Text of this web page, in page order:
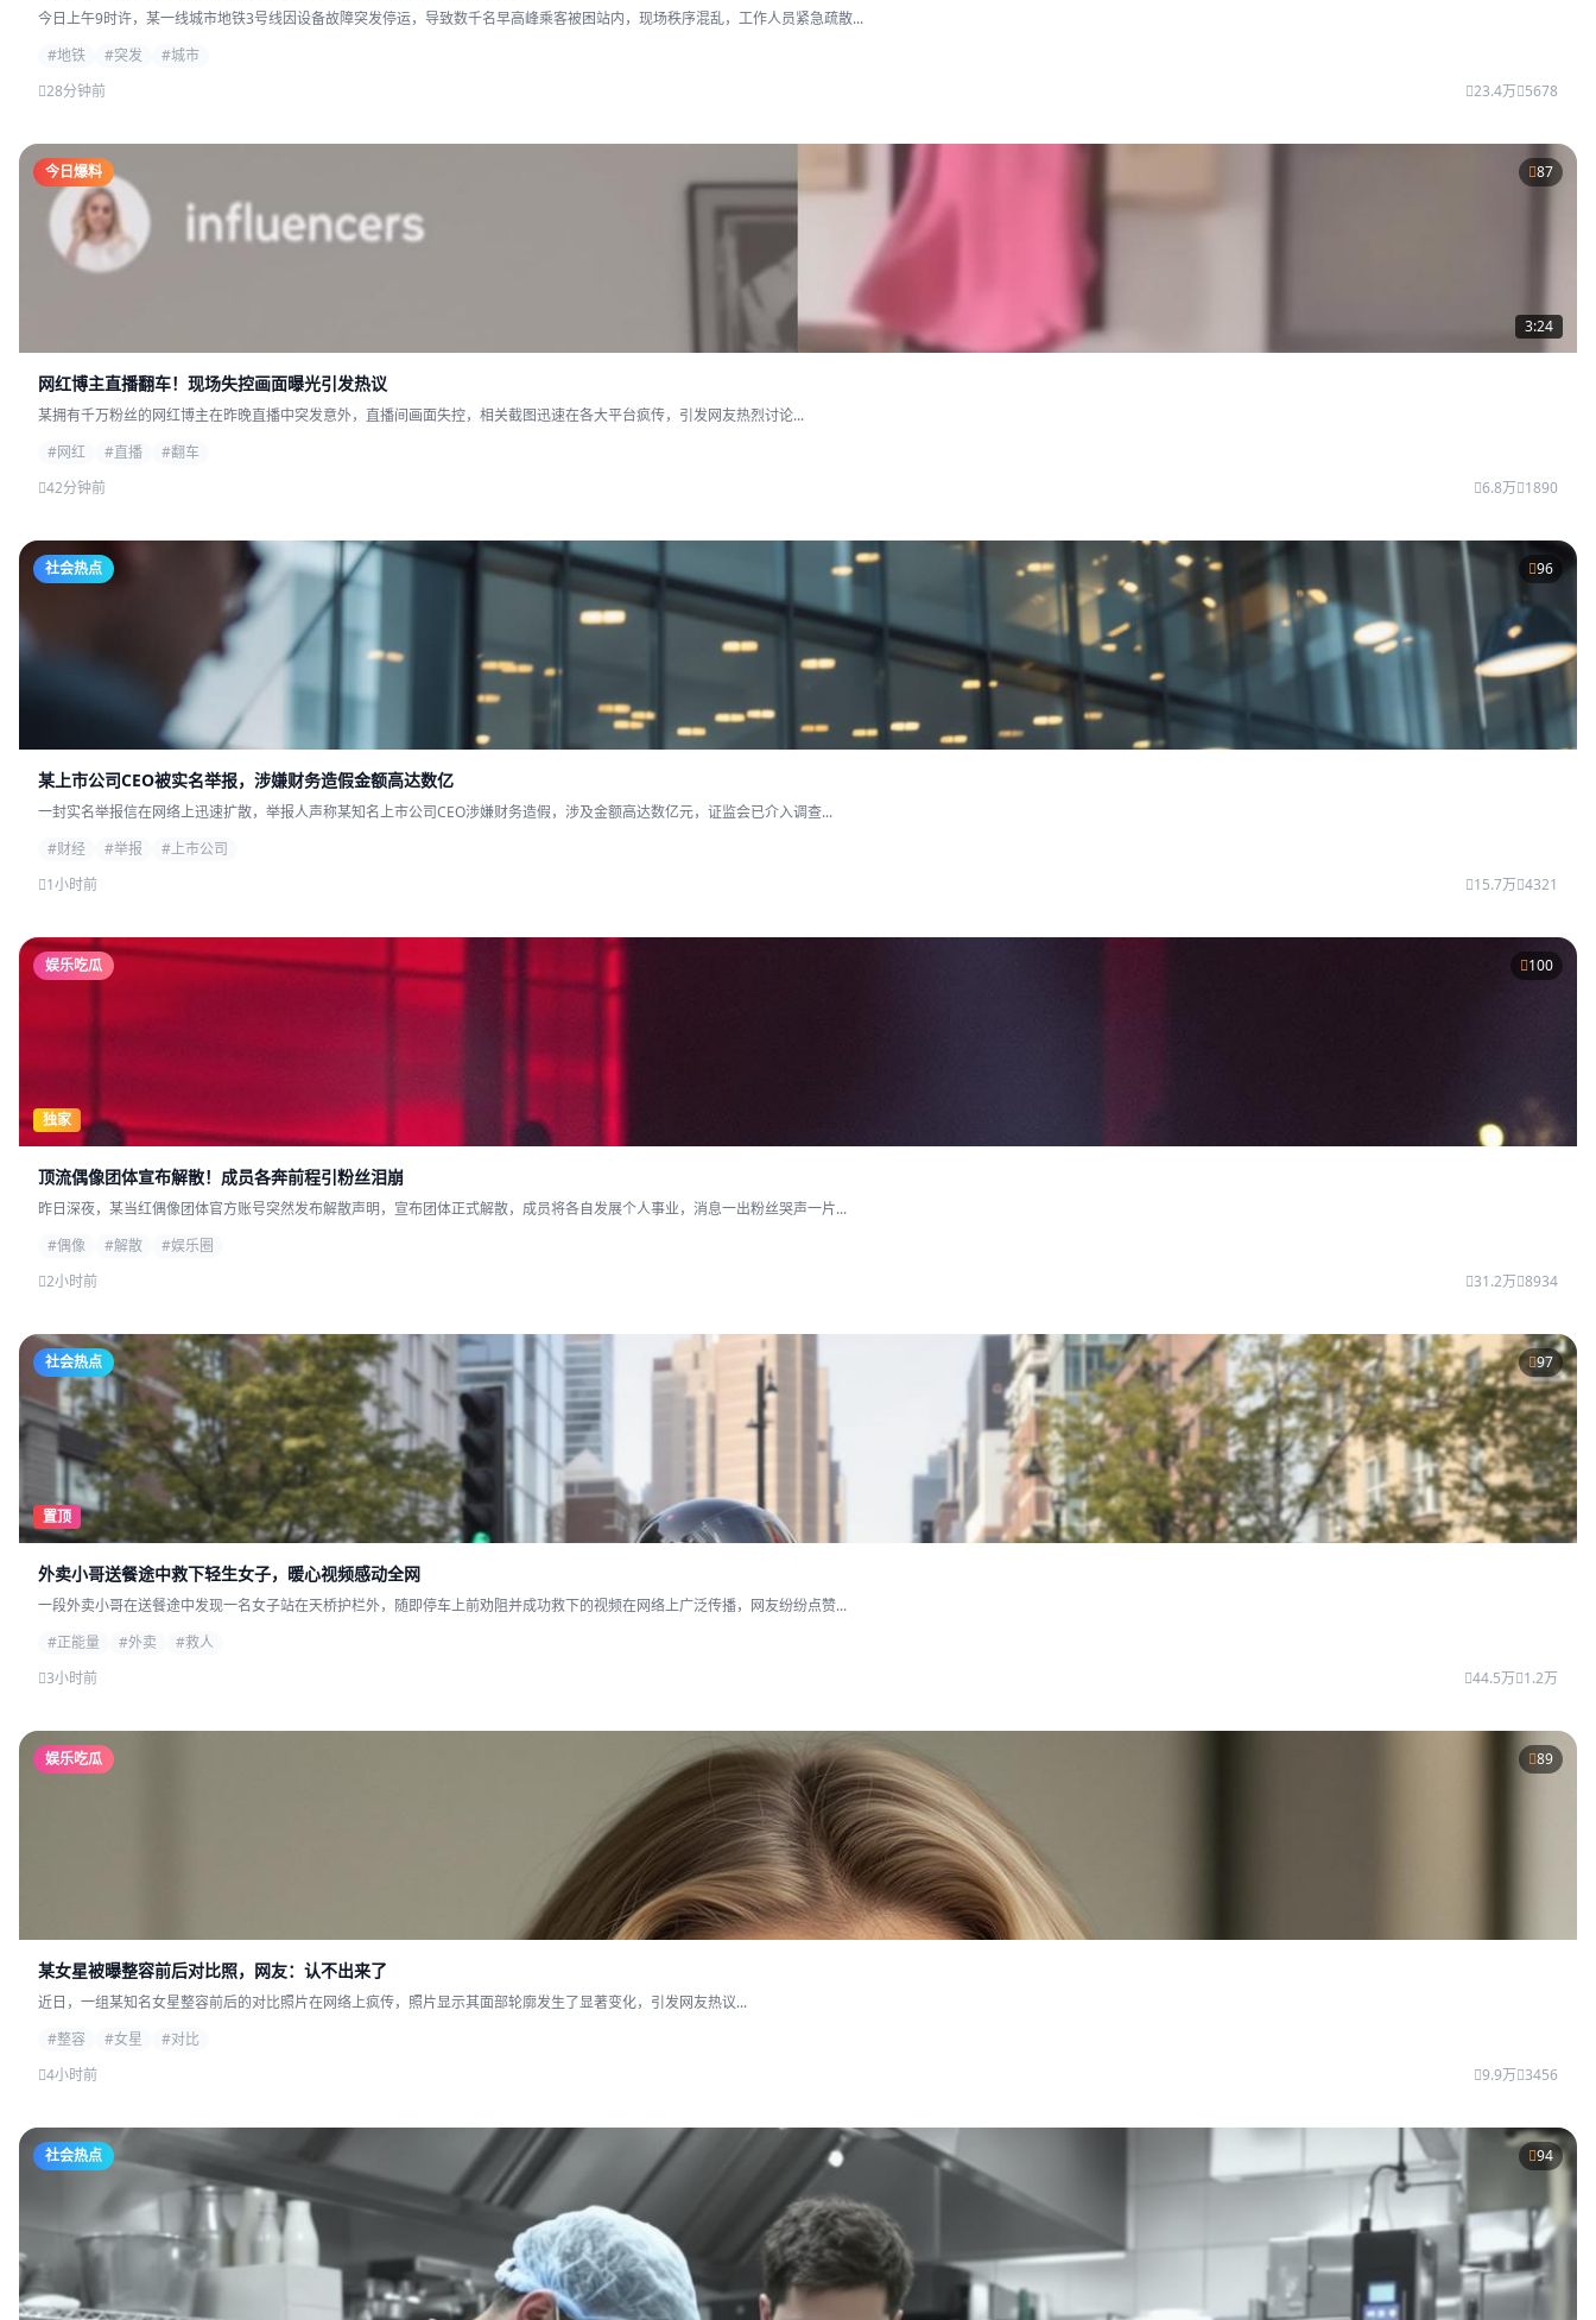
今日上午9时许，某一线城市地铁3号线因设备故障突发停运，导致数千名早高峰乘客被困站内，现场秩序混乱，工作人员紧急疏散...
#地铁
#突发
#城市
28分钟前
23.4万 5678
今日爆料 87
3:24
网红博主直播翻车！现场失控画面曝光引发热议
某拥有千万粉丝的网红博主在昨晚直播中突发意外，直播间画面失控，相关截图迅速在各大平台疯传，引发网友热烈讨论...
#网红
#直播
#翻车
42分钟前
6.8万 1890
社会热点 96
某上市公司CEO被实名举报，涉嫌财务造假金额高达数亿
一封实名举报信在网络上迅速扩散，举报人声称某知名上市公司CEO涉嫌财务造假，涉及金额高达数亿元，证监会已介入调查...
#财经
#举报
#上市公司
1小时前
15.7万 4321
娱乐吃瓜 100
独家
顶流偶像团体宣布解散！成员各奔前程引粉丝泪崩
昨日深夜，某当红偶像团体官方账号突然发布解散声明，宣布团体正式解散，成员将各自发展个人事业，消息一出粉丝哭声一片...
#偶像
#解散
#娱乐圈
2小时前
31.2万 8934
社会热点 97
置顶
外卖小哥送餐途中救下轻生女子，暖心视频感动全网
一段外卖小哥在送餐途中发现一名女子站在天桥护栏外，随即停车上前劝阻并成功救下的视频在网络上广泛传播，网友纷纷点赞...
#正能量
#外卖
#救人
3小时前
44.5万 1.2万
娱乐吃瓜 89
某女星被曝整容前后对比照，网友：认不出来了
近日，一组某知名女星整容前后的对比照片在网络上疯传，照片显示其面部轮廓发生了显著变化，引发网友热议...
#整容
#女星
#对比
4小时前
9.9万 3456
社会热点 94